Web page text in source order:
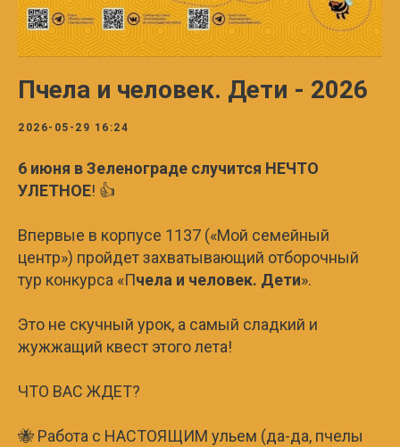
Пчела и человек. Дети - 2026
2026-05-29 16:24
6 июня в Зеленограде случится НЕЧТО
УЛЕТНОЕ! 👍
Впервые в корпусе 1137 («Мой семейный
центр») пройдет захватывающий отборочный
тур конкурса «Пчела и человек. Дети».
Это не скучный урок, а самый сладкий и
жужжащий квест этого лета!
ЧТО ВАС ЖДЕТ?
🐝 Работа с НАСТОЯЩИМ ульем (да-да, пчелы